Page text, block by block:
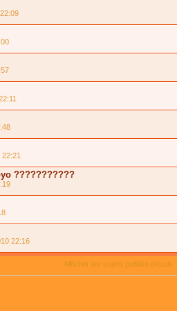
???????????
22:16
Afficher les sujets publiés depuis :